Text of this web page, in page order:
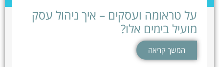
על טראומה ועסקים – איך ניהול עסק
מועיל בימים אלו?
המשך קריאה